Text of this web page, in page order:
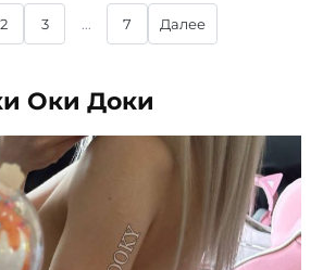
2 3 ... 7 Далее
Оки Доки